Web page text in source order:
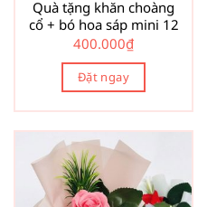
Quà tặng khăn choàng
cổ + bó hoa sáp mini 12
400.000₫
Đặt ngay